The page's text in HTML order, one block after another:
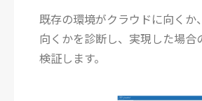
既存の環境がクラウドに向くか
向くかを診断し、実現した場合
検証します。